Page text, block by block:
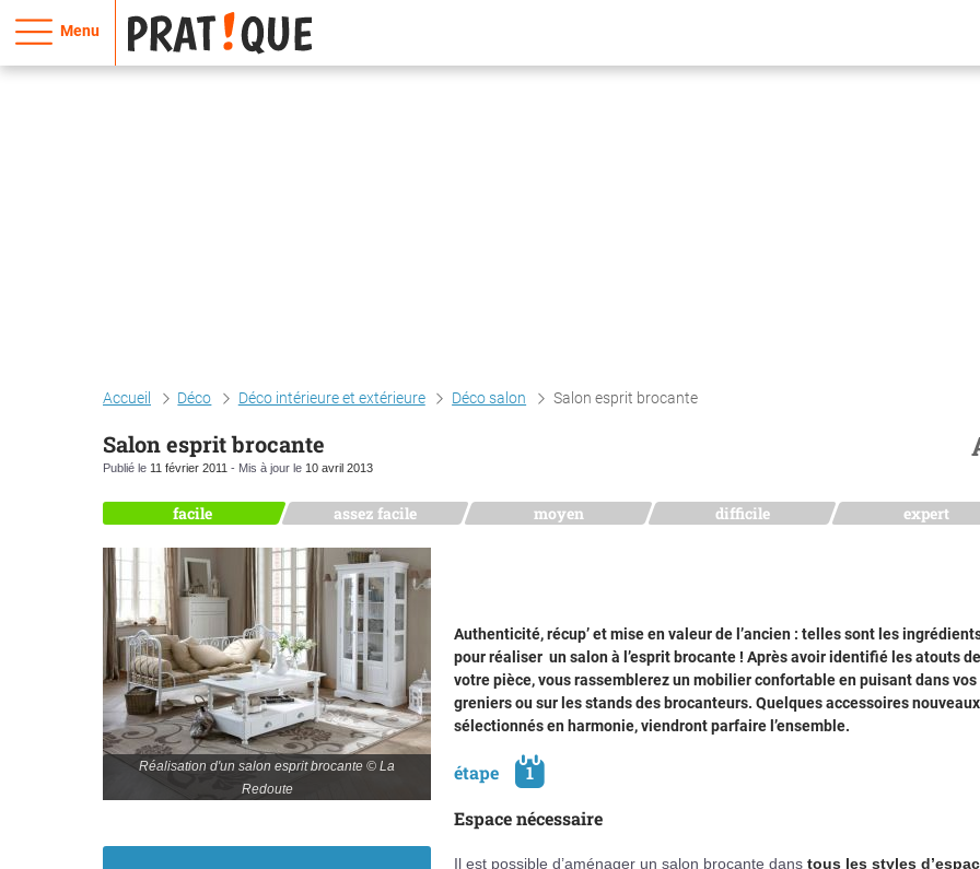
Menu
Accueil Déco Déco intérieure et extérieure Déco salon Salon esprit brocante
Salon esprit brocante
Publié le 11 février 2011 - Mis à jour le 10 avril 2013
facile assez facile moyen difficile expert
Réalisation d'un salon esprit brocante © La
Redoute
Authenticité, récup’ et mise en valeur de l’ancien : telles sont les
pour réaliser un salon à l’esprit brocante ! Après avoir identifié les atouts de
votre pièce, vous rassemblerez un mobilier confortable en puisant dans vos
greniers ou sur les stands des brocanteurs. Quelques accessoires
sélectionnés en harmonie, viendront parfaire l’ensemble.
étape
1
Espace nécessaire
Il est possible d’aménager un salon brocante dans tous les styles